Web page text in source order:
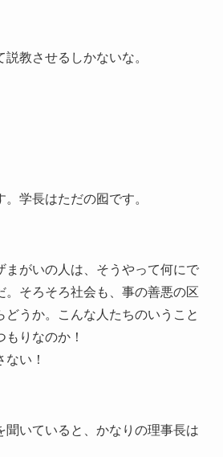
教させるしかないな。
学長はただの囮です。
まがいの人は、そうやって何にで
。そろそろ社会も、事の善悪の区
どうか。こんな人たちのいうこと
りなのか！
い！
聞いていると、かなりの理事長は